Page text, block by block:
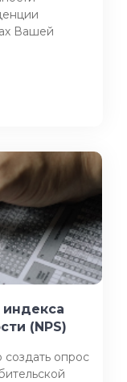
Вашей
(NPS)
опрос